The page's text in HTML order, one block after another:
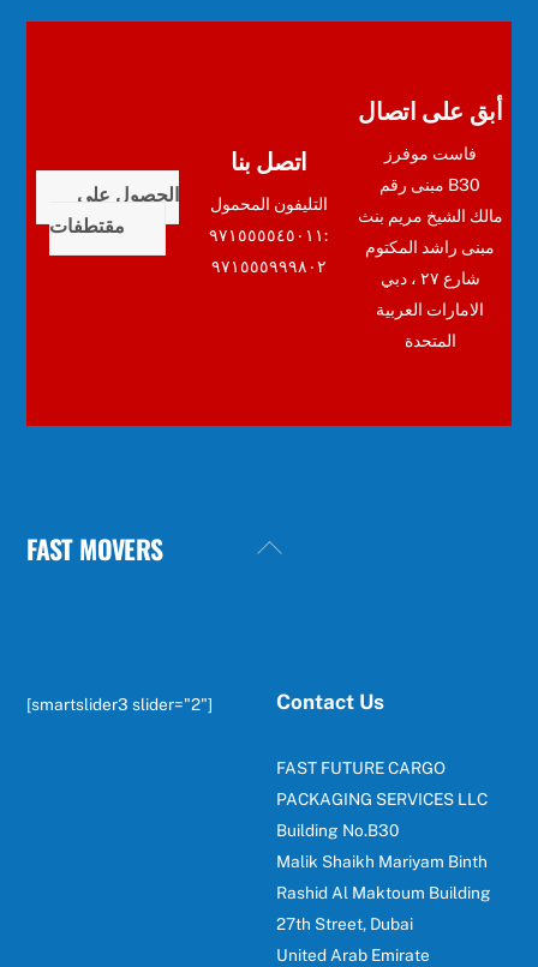
الحصول على
مقتطفات
اتصل بنا
التليفون المحمول
:٩٧١٥٥٥٥٤٥٠١١
٩٧١٥٥٥٩٩٩٨٠٢
أبق على اتصال
فاست موفرز
مبنى رقم B30
مالك الشيخ مريم بنث
مبنى راشد المكتوم
شارع ٢٧ ، دبي
الامارات العربية
المتحدة
Back
FAST MOVERS
[smartslider3 slider="2"] Contact Us
FAST FUTURE CARGO
PACKAGING SERVICES LLC
Building No.B30
Malik Shaikh Mariyam Binth
Rashid Al Maktoum Building
27th Street, Dubai
United Arab Emirate